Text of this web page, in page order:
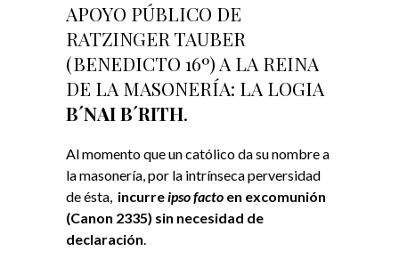
APOYO PÚBLICO DE
RATZINGER TAUBER
(BENEDICTO 16º) A LA REINA
DE LA MASONERÍA: LA LOGIA
B´NAI B´RITH.
Al momento que un católico da su nombre a
la masonería, por la intrínseca perversidad
de ésta, incurreipso facto en excomunión
(Canon 2335) sin necesidad de
declaración.